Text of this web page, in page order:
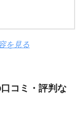
を見る
コミ・評判な